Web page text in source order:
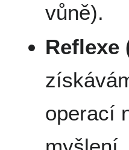
vůně).
Reflexe
operací